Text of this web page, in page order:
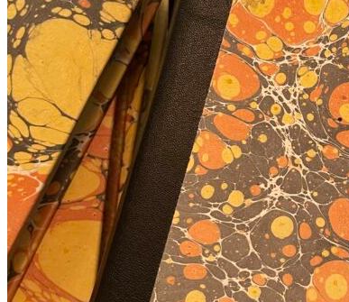
"Choucroute" Plakat - Peter Kjær-Andersen 70x100
368 DKK
Tilføj til kurv